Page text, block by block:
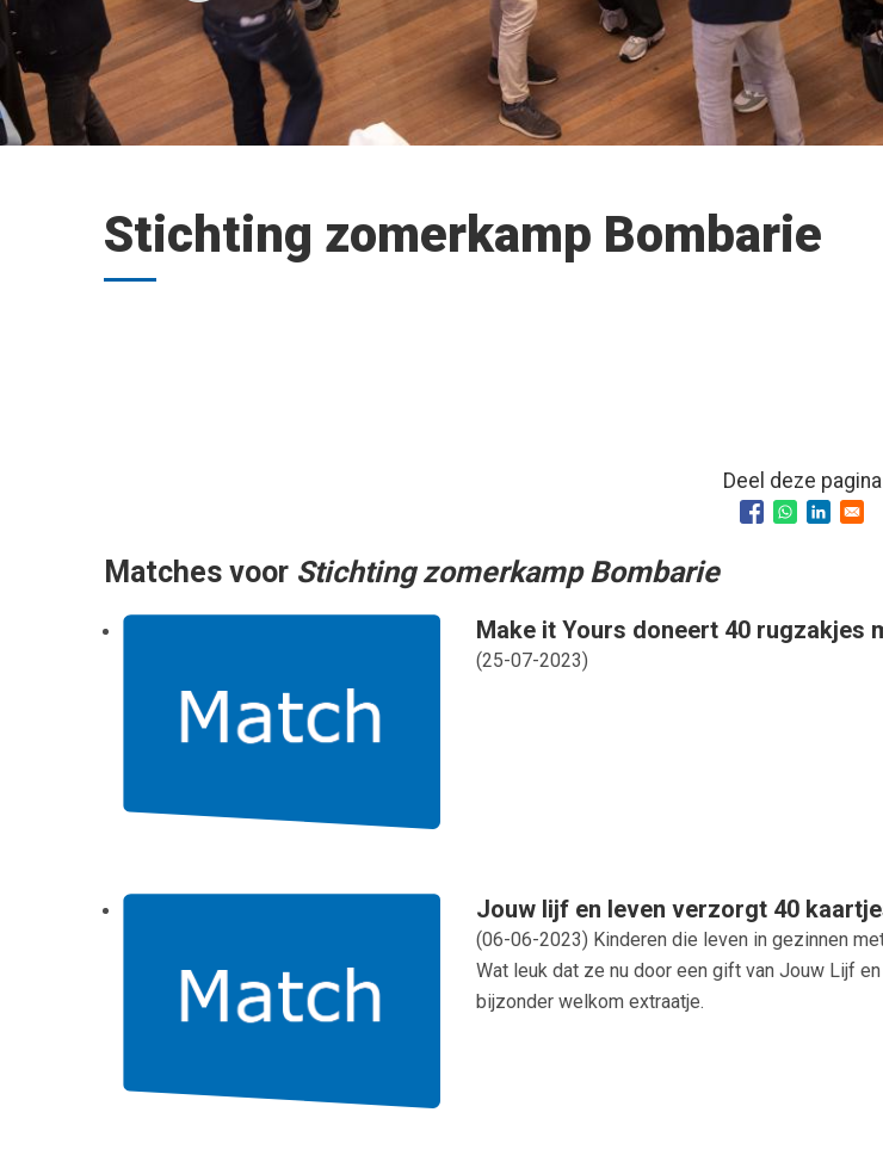
Stichting zomerkamp Bombarie
Deel deze pagina
Matches voor Stichting zomerkamp Bombarie
Make it Yours doneert 40 rugzakjes
(25-07-2023)
Jouw lijf en leven verzorgt 40
(06-06-2023) Kinderen die leven in gezinnen
Wat leuk dat ze nu door een gift van Jouw Lijf
bijzonder welkom extraatje.